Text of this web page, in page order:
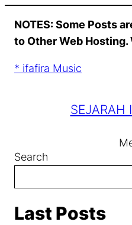
content
NOTES: Some Posts
to Other Web Hosting.
* ifafira Music
SEJARAH
Search
Last Posts